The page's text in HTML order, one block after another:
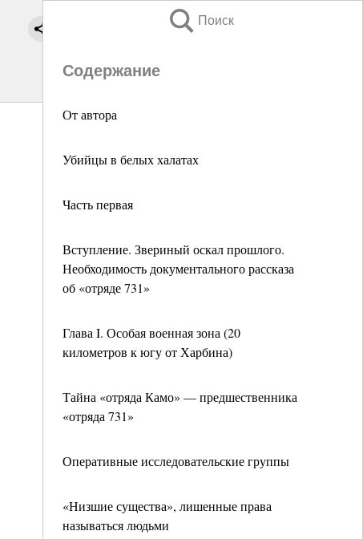
Поиск
Содержание
От автора
Убийцы в белых халатах
Часть первая
Вступление. Звериный оскал прошлого.
Необходимость документального рассказа
об «отряде 731»
Глава I. Особая военная зона (20
километров к югу от Харбина)
Тайна «отряда Камо» — предшественника
«отряда 731»
Оперативные исследовательские группы
«Низшие существа», лишенные права
называться людьми